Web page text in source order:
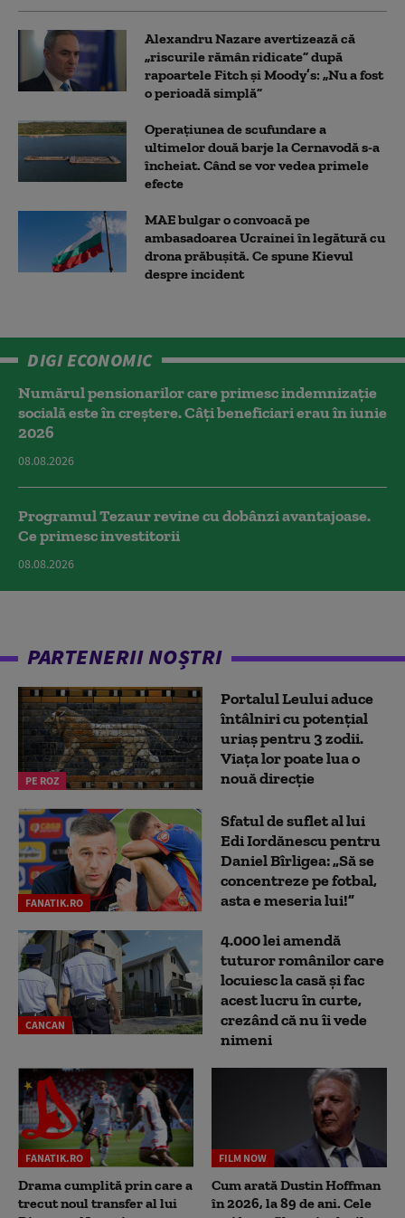
Alexandru Nazare avertizează că
„riscurile rămân ridicate” după
rapoartele Fitch și Moody’s: „Nu a fost
o perioadă simplă”
Operațiunea de scufundare a
ultimelor două barje la Cernavodă s-a
încheiat. Când se vor vedea primele
efecte
MAE bulgar o convoacă pe
ambasadoarea Ucrainei în legătură cu
drona prăbuşită. Ce spune Kievul
despre incident
DIGI ECONOMIC
Numărul pensionarilor care primesc indemnizaţie
socială este în creștere. Câți beneficiari erau în iunie
2026
08.08.2026
Programul Tezaur revine cu dobânzi avantajoase.
Ce primesc investitorii
08.08.2026
PARTENERII NOȘTRI
PE ROZ
Portalul Leului aduce
întâlniri cu potențial
uriaș pentru 3 zodii.
Viața lor poate lua o
nouă direcție
FANATIK.RO
Sfatul de suflet al lui
Edi Iordănescu pentru
Daniel Bîrligea: „Să se
concentreze pe fotbal,
asta e meseria lui!”
CANCAN
4.000 lei amendă
tuturor românilor care
locuiesc la casă și fac
acest lucru în curte,
crezând că nu îi vede
nimeni
FANATIK.RO
Drama cumplită prin care a
trecut noul transfer al lui
FILM NOW
Cum arată Dustin Hoffman
în 2026, la 89 de ani. Cele